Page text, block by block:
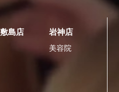
敷島店
岩神店
美容院